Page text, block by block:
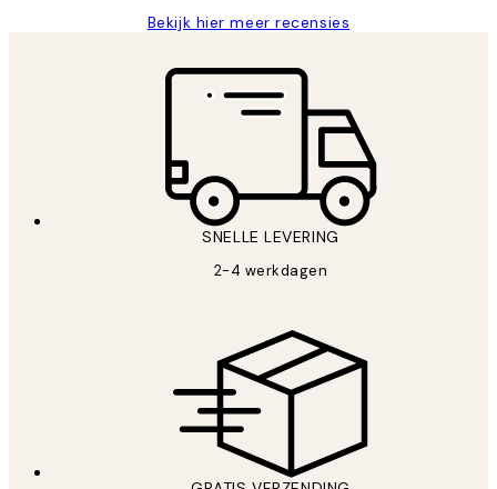
Bekijk hier meer recensies
SNELLE LEVERING
2-4 werkdagen